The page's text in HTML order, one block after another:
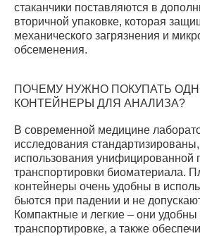
стаканчики поставляются в
вторичной упаковке, которая
механического загрязнения и
обсеменения.
ПОЧЕМУ НУЖНО ПОКУПАТЬ
КОНТЕЙНЕРЫ ДЛЯ АНАЛИЗА?
В современной медицине
исследования стандартизированы,
использования унифицированной
транспортировки биоматериала.
контейнеры очень удобны в
бьются при падении и не
Компактные и легкие – они удобны
транспортировке, а также